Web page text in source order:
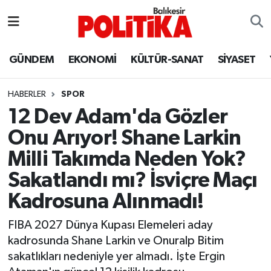
GÜNDEM EKONOMİ KÜLTÜR-SANAT SİYASET
HABERLER SPOR
12 Dev Adam'da Gözler
Onu Arıyor! Shane Larkin
Milli Takımda Neden Yok?
Sakatlandı mı? İsviçre Maçı
Kadrosuna Alınmadı!
FIBA 2027 Dünya Kupası Elemeleri aday
kadrosunda Shane Larkin ve Onuralp Bitim
sakatlıkları nedeniyle yer almadı. İşte Ergin
Ayvalık
Balya
Bandırma
Bigadiç
BİYOGRAFİLER
Burhaniye
ÇEVRE
Balıkesir Hava Durumu
Balıkesir Namaz Vakitleri
Balıkesir Trafik Yoğunluk Haritası
Süper Lig Puan Durumu ve Fikstür
Tüm Manşetler
Son Dakika Haberleri
Haber Arşivi